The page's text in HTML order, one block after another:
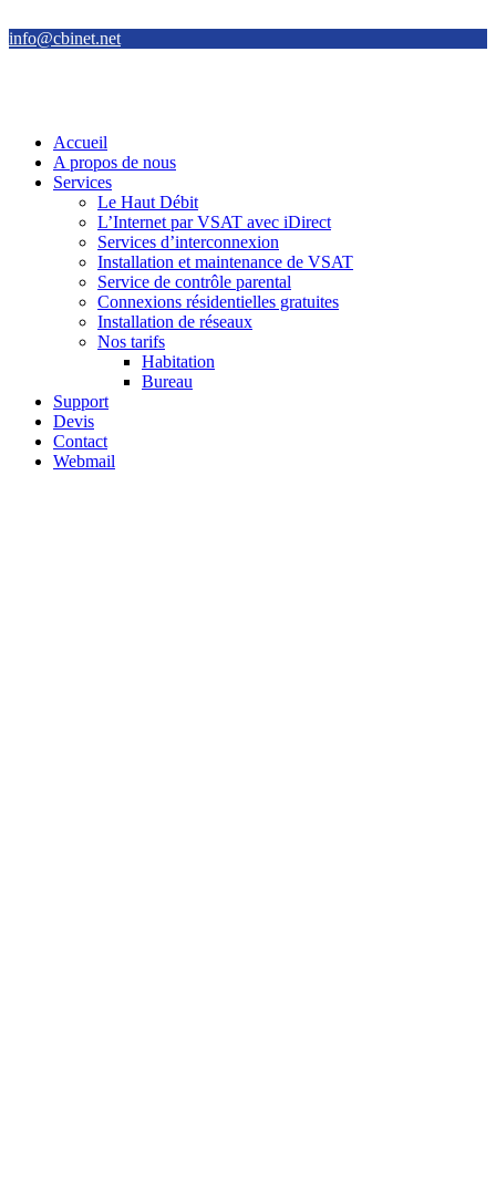
info@cbinet.net
Accueil
A propos de nous
Services
Le Haut Débit
L’Internet par VSAT avec iDirect
Services d’interconnexion
Installation et maintenance de VSAT
Service de contrôle parental
Connexions résidentielles gratuites
Installation de réseaux
Nos tarifs
Habitation
Bureau
Support
Devis
Contact
Webmail